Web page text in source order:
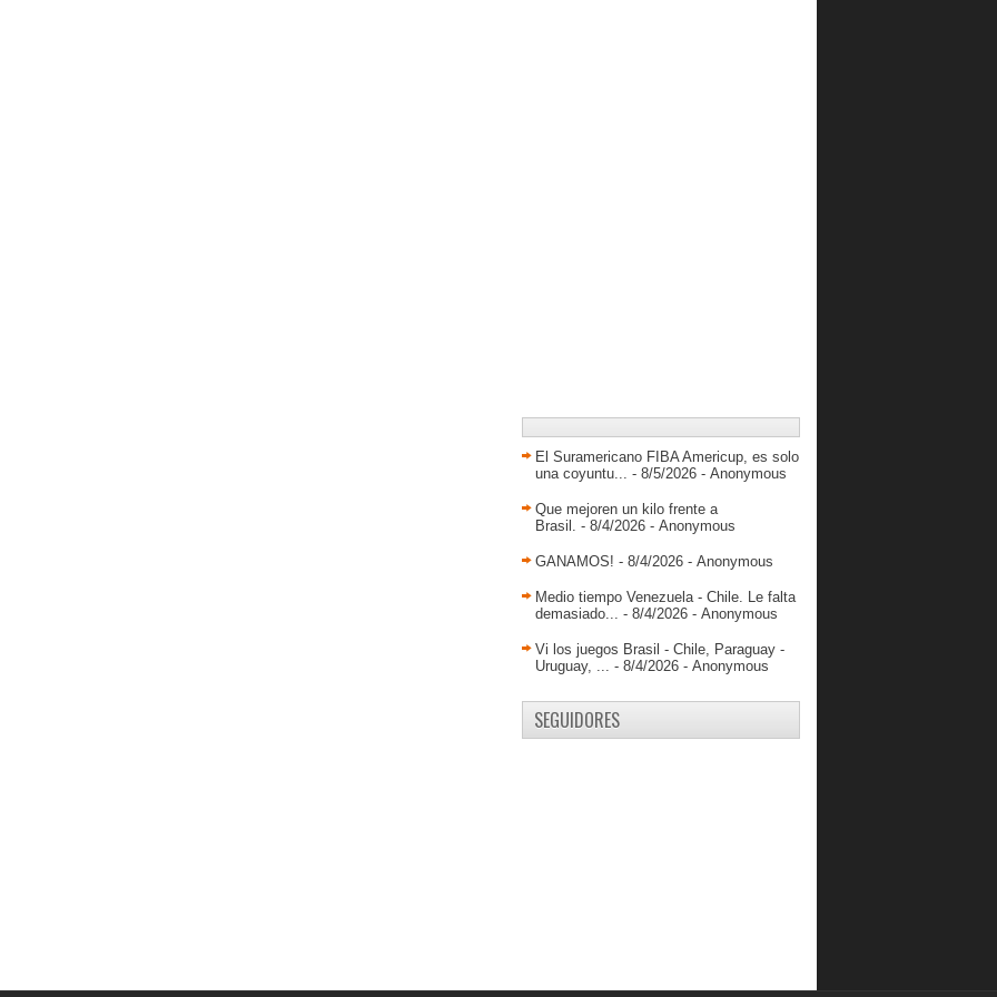
doblegó a Pastoras
Llaneros y acumula r...
Génesis Rivera salva importante
victoria de Caribe...
Fernando Fuenmayor anotó 9 puntos
Gladiadores frenó a Supersónicos y
mantiene su inv...
DANZ hilvanó su cuarta victoria
consecutiva
Waleska Pérez mantuvo invicto al
El Suramericano FIBA Americup, es solo
una coyuntu... - 8/5/2026 - Anonymous
Que mejoren un kilo frente a
Brasil. - 8/4/2026 - Anonymous
GANAMOS! - 8/4/2026 - Anonymous
Medio tiempo Venezuela - Chile. Le falta
demasiado... - 8/4/2026 - Anonymous
Vi los juegos Brasil - Chile, Paraguay -
Uruguay, ... - 8/4/2026 - Anonymous
SEGUIDORES